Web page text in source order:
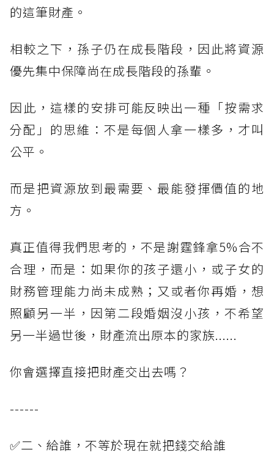
的這筆財產。
相較之下，孫子仍在成長階段，因此將資源
優先集中保障尚在成長階段的孫輩。
因此，這樣的安排可能反映出一種「按需求
分配」的思維：不是每個人拿一樣多，才叫
公平。
而是把資源放到最需要、最能發揮價值的地
方。
真正值得我們思考的，不是謝霆鋒拿5%合不
合理，而是：如果你的孩子還小，或子女的
財務管理能力尚未成熟；又或者你再婚，想
照顧另一半，因第二段婚姻沒小孩，不希望
另一半過世後，財產流出原本的家族......
你會選擇直接把財產交出去嗎？
------
✅二、給誰，不等於現在就把錢交給誰